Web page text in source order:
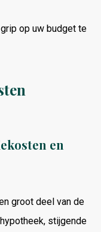
op uw budget te
en
groot deel van de
stijgende